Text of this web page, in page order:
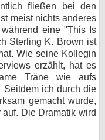
fließen bei den
meist nichts anderes
eine "This Is
Sterling K. Brown ist
Wie seine Kollegin
erzählt, hat es
Träne wie aufs
Seitdem ich durch die
gemacht wurde,
Die Dramatik wird